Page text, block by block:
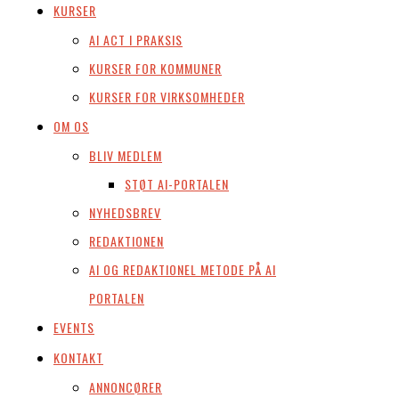
KURSER
AI ACT I PRAKSIS
KURSER FOR KOMMUNER
KURSER FOR VIRKSOMHEDER
OM OS
BLIV MEDLEM
STØT AI-PORTALEN
NYHEDSBREV
REDAKTIONEN
AI OG REDAKTIONEL METODE PÅ AI
PORTALEN
EVENTS
KONTAKT
ANNONCØRER